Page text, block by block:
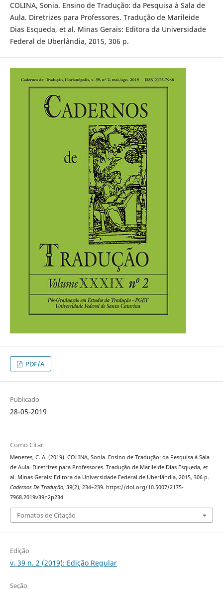
COLINA, Sonia. Ensino de Tradução: da Pesquisa à Sala de
Aula. Diretrizes para Professores. Tradução de Marileide
Dias Esqueda, et al. Minas Gerais: Editora da Universidade
Federal de Uberlândia, 2015, 306 p.
PDF/A
Publicado
28-05-2019
Como Citar
Menezes, C. A. (2019). COLINA, Sonia. Ensino de Tradução: da Pesquisa à Sala
de Aula. Diretrizes para Professores. Tradução de Marileide Dias Esqueda, et
al. Minas Gerais: Editora da Universidade Federal de Uberlândia, 2015, 306 p.
Cadernos De Tradução, 39(2), 234–239. https://doi.org/10.5007/2175-
7968.2019v39n2p234
Fomatos de Citação
Edição
v. 39 n. 2 (2019): Edição Regular
Seção